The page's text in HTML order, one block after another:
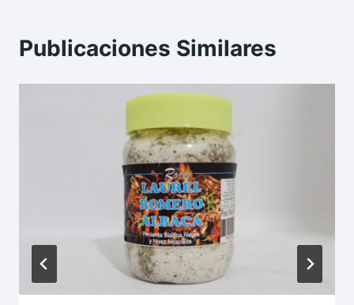
Publicaciones Similares